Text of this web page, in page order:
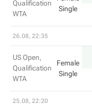
Qualification
WTA
Single
26.08, 22:35
US Open,
Qualification
WTA
Female
Single
25.08, 22:20